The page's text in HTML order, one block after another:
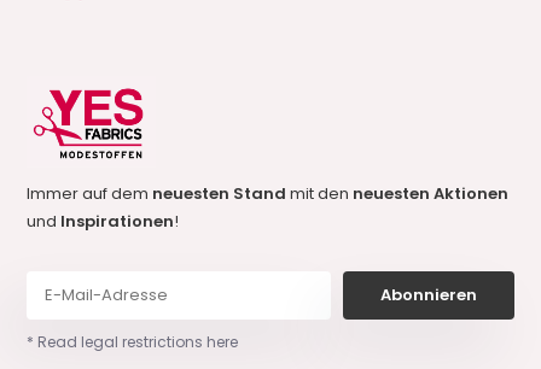
Immer auf dem neuesten Standmit den neuesten Aktionen
und Inspirationen!
Abonnieren
* Read legal restrictions here